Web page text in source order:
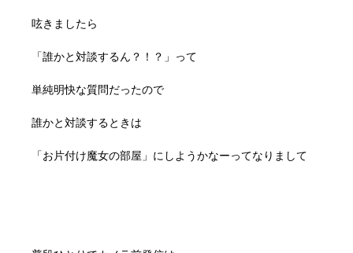
呟きましたら
「誰かと対談するん？！？」って
単純明快な質問だったので
誰かと対談するときは
「お片付け魔女の部屋」にしようかなーってなりまして